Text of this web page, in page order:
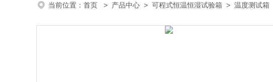
当前位置： 首页 > 产品中心 > 可程式恒温恒湿试验箱 > 温度测试箱